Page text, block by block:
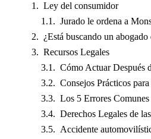
Ley del consumidor
Jurado le ordena a
¿Está buscando un
Recursos Legales
Cómo Actuar Después
Consejos Prácticos
Los 5 Errores
Derechos Legales de
Accidente